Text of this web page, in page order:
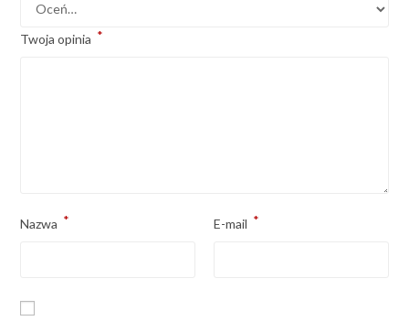
Twoja opinia *
Nazwa * E-mail *